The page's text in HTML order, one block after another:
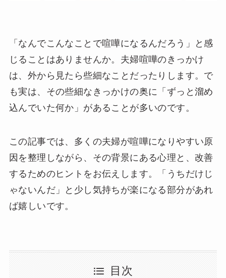
「なんでこんなことで喧嘩になるんだろう」と感
じることはありませんか。夫婦喧嘩のきっかけ
は、外から見たら些細なことだったりします。で
も実は、その些細なきっかけの奥に「ずっと溜め
込んでいた何か」があることが多いのです。
この記事では、多くの夫婦が喧嘩になりやすい原
因を整理しながら、その背景にある心理と、改善
するためのヒントをお伝えします。「うちだけじ
ゃないんだ」と少し気持ちが楽になる部分があれ
ば嬉しいです。
目次